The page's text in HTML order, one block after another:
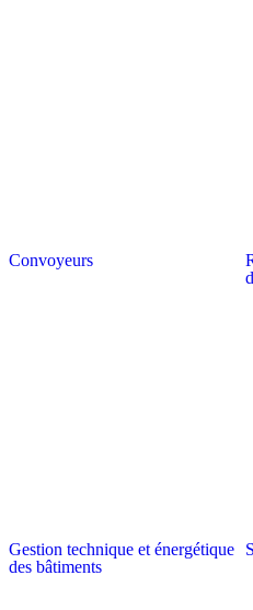
Convoyeurs
Gestion technique et énergétique
des bâtiments